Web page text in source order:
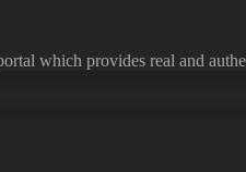
which provides real and